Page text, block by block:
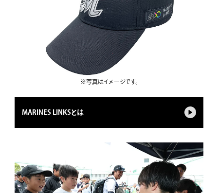
※写真はイメージです。
MARINES LINKSとは